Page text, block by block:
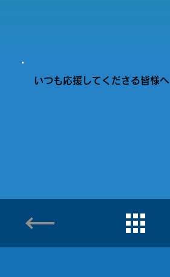
いつも応援してくださる皆様へ